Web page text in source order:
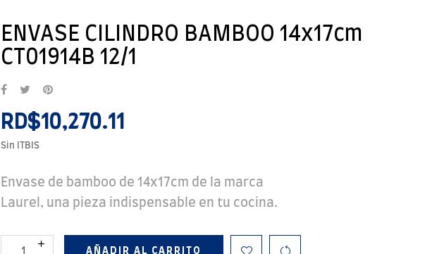
ENVASE CILINDRO BAMBOO 14x17cm
CT01914B 12/1
RD$10,270.11
Sin ITBIS
Envase de bamboo de 14x17cm de la marca
Laurel, una pieza indispensable en tu cocina.
AÑADIR AL CARRITO